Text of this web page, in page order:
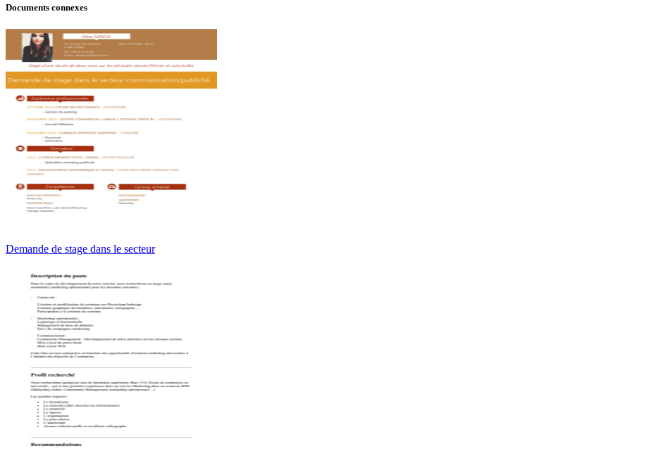
Documents connexes
Demande de stage dans le secteur